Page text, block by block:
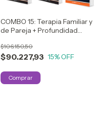
COMBO 15: Terapia Familiar y
de Pareja + Profundidad
$90.227,93
$106.150,50
15% OFF